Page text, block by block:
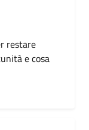
restare
e cosa